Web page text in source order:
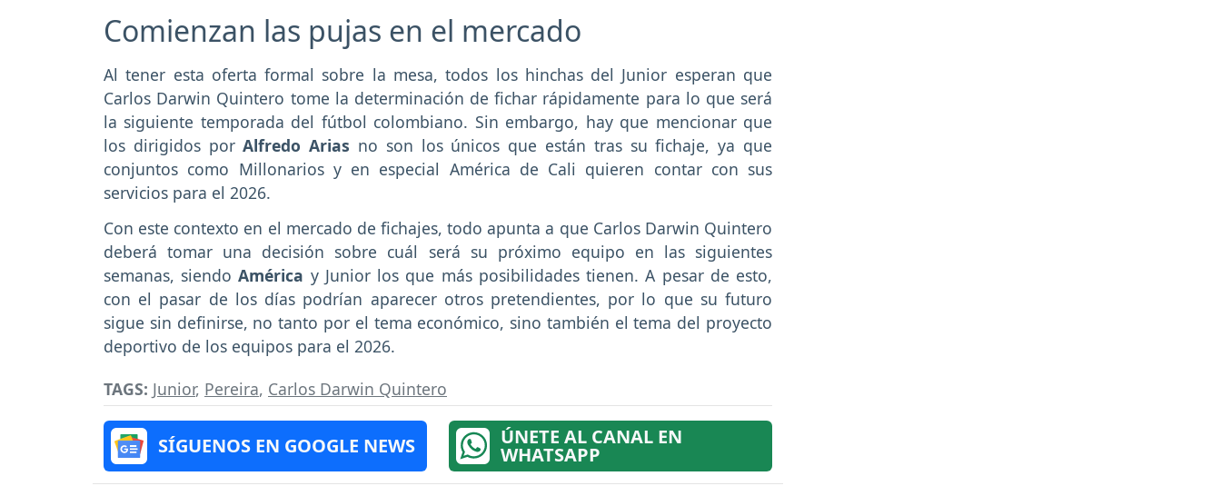
Comienzan las pujas en el mercado
Al tener esta oferta formal sobre la mesa, todos los hinchas del Junior esperan que
Carlos Darwin Quintero tome la determinación de fichar rápidamente para lo que será
la siguiente temporada del fútbol colombiano. Sin embargo, hay que mencionar que
los dirigidos porAlfredo Arias no son los únicos que están tras su fichaje, ya que
conjuntos como Millonarios y en especial América de Cali quieren contar con sus
servicios para el 2026.
Con este contexto en el mercado de fichajes, todo apunta a que Carlos Darwin Quintero
deberá tomar una decisión sobre cuál será su próximo equipo en las siguientes
semanas, siendoAmérica y Junior los que más posibilidades tienen. A pesar de esto,
con el pasar de los días podrían aparecer otros pretendientes, por lo que su futuro
sigue sin definirse, no tanto por el tema económico, sino también el tema del proyecto
deportivo de los equipos para el 2026.
TAGS: Junior, Pereira, Carlos Darwin Quintero
SÍGUENOS EN GOOGLE NEWS ÚNETE AL CANAL EN
WHATSAPP